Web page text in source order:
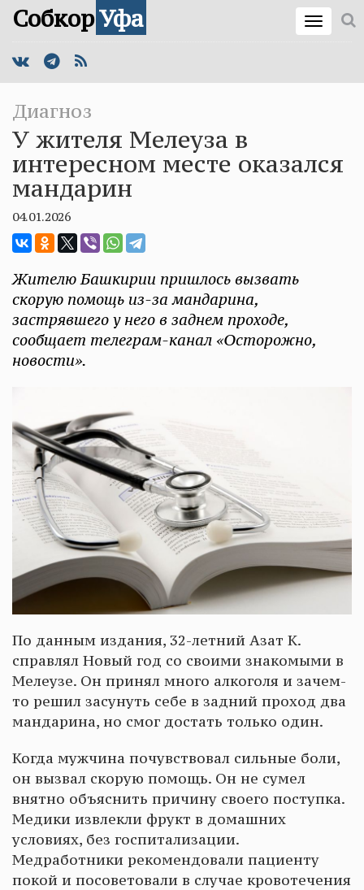
СобкорУфа
Диагноз
У жителя Мелеуза в
интересном месте оказался
мандарин
04.01.2026
Жителю Башкирии пришлось вызвать
скорую помощь из-за мандарина,
застрявшего у него в заднем проходе,
сообщает телеграм-канал «Осторожно,
новости».
По данным издания, 32-летний Азат К.
справлял Новый год со своими знакомыми в
Мелеузе. Он принял много алкоголя и зачем-
то решил засунуть себе в задний проход два
мандарина, но смог достать только один.
Когда мужчина почувствовал сильные боли,
он вызвал скорую помощь. Он не сумел
внятно объяснить причину своего поступка.
Медики извлекли фрукт в домашних
условиях, без госпитализации.
Медработники рекомендовали пациенту
покой и посоветовали в случае кровотечения